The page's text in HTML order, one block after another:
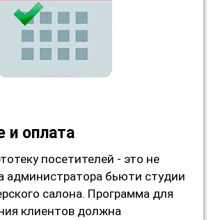
и оплата
посетителей - это не
администратора бьюти студии
салона. Программа для
клиентов должна